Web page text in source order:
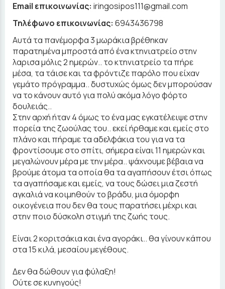
Email επικοινωνίας: iringosipos111@gmail.com
Τηλέφωνο επικοινωνίας: 6943436798
Αυτά τα πανέμορφα 3 μωράκια βρέθηκαν
παρατημένα μπροστά από ένα κτηνιατρείο στην
λαρισα μόλις 2 ημερών.. το κτηνιατρείο τα πήρε
μέσα, τα τάισε και τα φρόντιζε παρόλο που είχαν
γεμάτο πρόγραμμα.. δυστυχώς όμως δεν μπορούσαν
να το κάνουν αυτό για πολύ ακόμα λόγο φόρτο
δουλειάς..
Στην αρχή ήταν 4 όμως το ένα μας εγκατέλειψε στην
πορεία της ζωούλας του.. εκεί ήρθαμε και εμείς στο
πλάνο και πήραμε τα αδελφάκια του για να τα
φροντίσουμε στο σπίτι, σήμερα είναι 11 ημερών και
μεγαλώνουν μέρα με την μέρα.. ψάχνουμε βέβαια να
βρούμε άτομα τα οποία θα τα αγαπήσουν έτσι όπως
τα αγαπήσαμε και εμείς, να τους δώσει μια ζεστή
αγκαλιά να κοιμηθούν το βράδυ, μια όμορφη
οικογένεια που δεν θα τους παρατήσει μέχρι και
στην ποιο δύσκολη στιγμή της ζωής τους.
Είναι 2 κοριτσάκια και ένα αγοράκι.. θα γίνουν κάπου
στα 15 κιλά, μεσαίου μεγέθους.
Δεν θα δώθουν για φύλαξη!
Ούτε σε κυνηγούς!